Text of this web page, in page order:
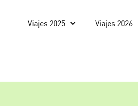
Viajes 2025 Viajes 2026